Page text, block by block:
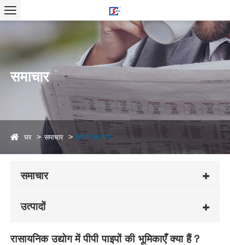
समाचार
घर समाचार कंपनी समाचार
समाचार
उत्पादों
रासायनिक उद्योग में पीपी पाइपों की भूमिकाएँ क्या हैं？